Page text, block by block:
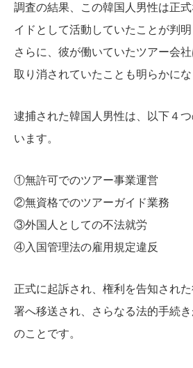
調査の結果、この韓国人男性は正
イドとして活動していたことが判明
さらに、彼が働いていたツアー会
取り消されていたことも明らかにな
逮捕された韓国人男性は、以下４
います。
①無許可でのツアー事業運営
②無資格でのツアーガイド業務
③外国人としての不法就労
④入国管理法の雇用規定違反
正式に起訴され、権利を告知され
署へ移送され、さらなる法的手続
のことです。